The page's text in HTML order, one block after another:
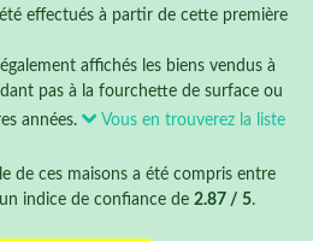
effectués à partir de cette première
affichés les biens vendus à
pas à la fourchette de surface ou
années.
Vous en trouverez la liste
de ces maisons a été compris entre
indice de confiance de 2.87 / 5.